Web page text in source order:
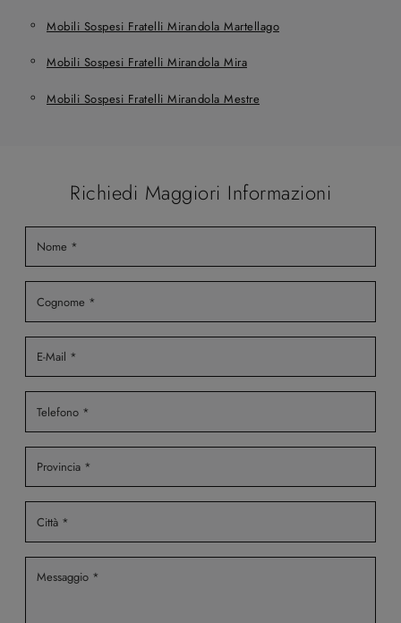
Mobili Sospesi Fratelli Mirandola Martellago
Mobili Sospesi Fratelli Mirandola Mira
Mobili Sospesi Fratelli Mirandola Mestre
Richiedi Maggiori Informazioni